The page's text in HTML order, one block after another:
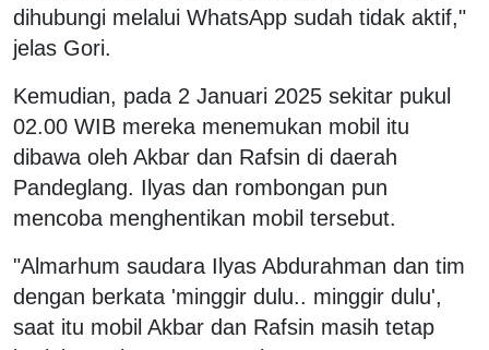
dihubungi melalui WhatsApp sudah tidak aktif,"
jelas Gori.
Kemudian, pada 2 Januari 2025 sekitar pukul
02.00 WIB mereka menemukan mobil itu
dibawa oleh Akbar dan Rafsin di daerah
Pandeglang. Ilyas dan rombongan pun
mencoba menghentikan mobil tersebut.
"Almarhum saudara Ilyas Abdurahman dan tim
dengan berkata 'minggir dulu.. minggir dulu',
saat itu mobil Akbar dan Rafsin masih tetap